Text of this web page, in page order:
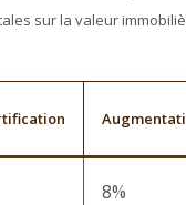
sur la valeur
8%